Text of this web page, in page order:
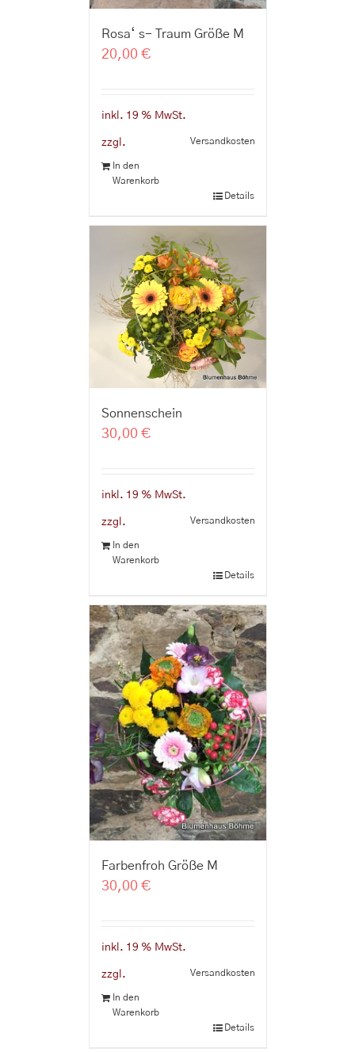
Rosa‘ s- Traum Größe M
20,00 €
inkl. 19 % MwSt.
zzgl. Versandkosten
In den
Warenkorb
Details
Sonnenschein
30,00 €
inkl. 19 % MwSt.
zzgl. Versandkosten
In den
Warenkorb
Details
Farbenfroh Größe M
30,00 €
inkl. 19 % MwSt.
zzgl. Versandkosten
In den
Warenkorb
Details